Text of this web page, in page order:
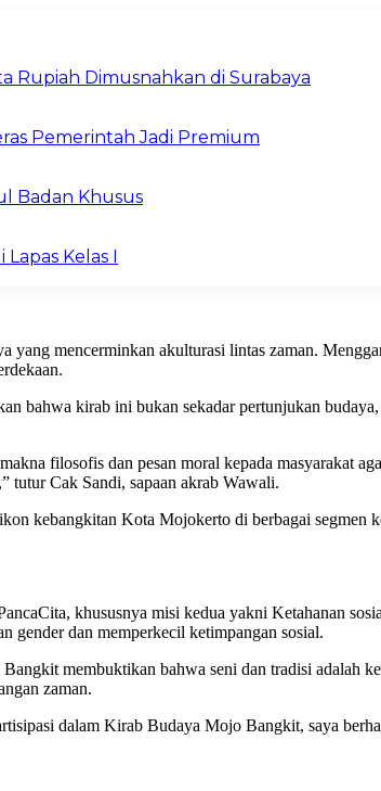
Rupiah Dimusnahkan di Surabaya
Pemerintah Jadi Premium
Badan Khusus
Kelas I
yang mencerminkan akulturasi lintas zaman.
bahwa kirab ini bukan sekadar pertunjukan
filosofis dan pesan moral kepada masyarakat
tutur Cak Sandi, sapaan akrab Wawali.
kebangkitan Kota Mojokerto di berbagai segmen
khususnya misi kedua yakni Ketahanan
gender dan memperkecil ketimpangan sosial.
membuktikan bahwa seni dan tradisi adalah
zaman.
dalam Kirab Budaya Mojo Bangkit, saya